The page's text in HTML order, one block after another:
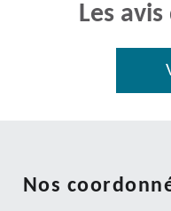
Les
Nos